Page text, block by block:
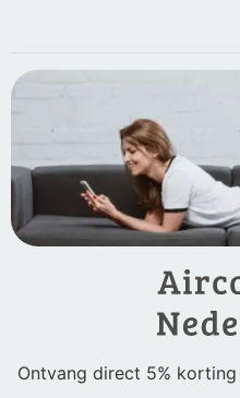
Ontvang direct 5%